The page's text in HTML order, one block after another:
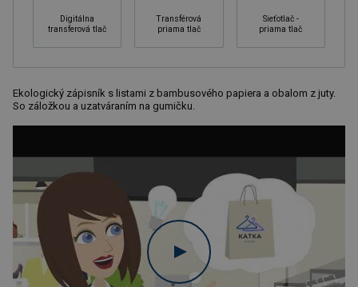
Digitálna
transferová tlač
Transférová
priama tlač
Sieťotlač -
priama tlač
Ekologický zápisník s listami z bambusového papiera a obalom z juty.
So záložkou a uzatváraním na gumičku.